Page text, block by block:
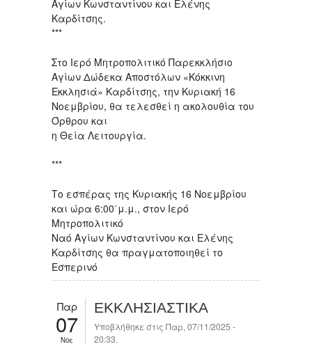
Αγίων Κωνσταντίνου και Ελένης
Καρδίτσης.
***
Στο Ιερό Μητροπολιτικό Παρεκκλήσιο
Αγίων Δώδεκα Αποστόλων «Κόκκινη
Εκκλησιά» Καρδίτσης, την Κυριακή 16
Νοεμβρίου, θα τελεσθεί η ακολουθία του
Όρθρου και
η Θεία Λειτουργία.
***
Το εσπέρας της Κυριακής 16 Νοεμβρίου
και ώρα 6:00΄μ.μ., στον Ιερό
Μητροπολιτικό
Ναό Αγίων Κωνσταντίνου και Ελένης
Καρδίτσης θα πραγματοποιηθεί το
Εσπερινό
Παρ
07
Νοε
ΕΚΚΛΗΣΙΑΣΤΙΚΑ
Υποβλήθηκε στις Παρ, 07/11/2025 -
20:33.